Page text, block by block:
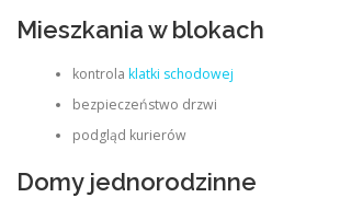
Mieszkania w blokach
kontrola klatki schodowej
bezpieczeństwo drzwi
podgląd kurierów
Domy jednorodzinne